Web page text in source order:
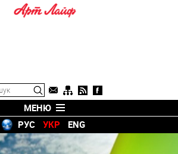
МЕНЮ
РУС
УКР ENG